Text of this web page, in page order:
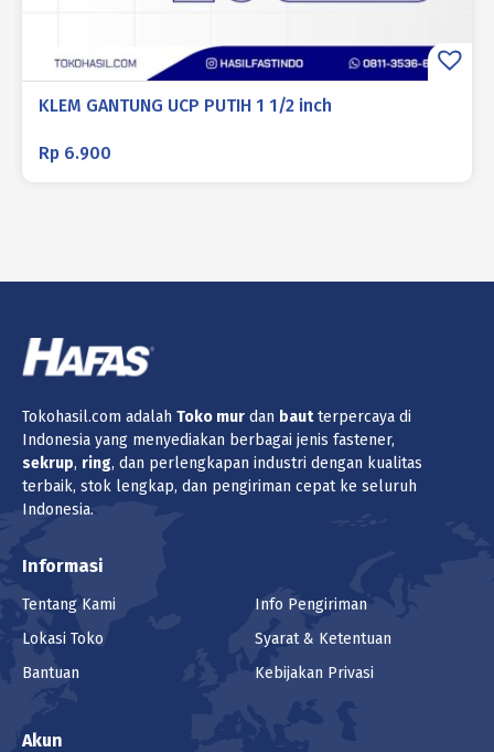
KLEM GANTUNG UCP PUTIH 1 1/2 inch
Rp 6.900
Tokohasil.com adalah Toko mur dan bautterpercaya di
Indonesia yang menyediakan berbagai jenis fastener,
sekrup, ring, dan perlengkapan industri dengan kualitas
terbaik, stok lengkap, dan pengiriman cepat ke seluruh
Indonesia.
Informasi
Tentang Kami
Lokasi Toko
Bantuan
Info Pengiriman
Syarat & Ketentuan
Kebijakan Privasi
Akun